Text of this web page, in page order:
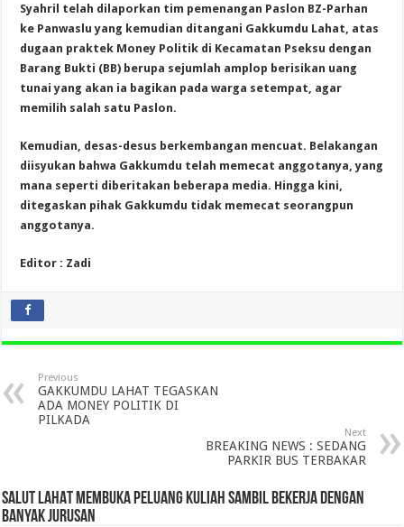
Syahril telah dilaporkan tim pemenangan Paslon BZ-Parhan
ke Panwaslu yang kemudian ditangani Gakkumdu Lahat, atas
dugaan praktek Money Politik di Kecamatan Pseksu dengan
Barang Bukti (BB) berupa sejumlah amplop berisikan uang
tunai yang akan ia bagikan pada warga setempat, agar
memilih salah satu Paslon.
Kemudian, desas-desus berkembangan mencuat. Belakangan
diisyukan bahwa Gakkumdu telah memecat anggotanya, yang
mana seperti diberitakan beberapa media. Hingga kini,
ditegaskan pihak Gakkumdu tidak memecat seorangpun
anggotanya.
Editor : Zadi
Previous
GAKKUMDU LAHAT TEGASKAN
ADA MONEY POLITIK DI
PILKADA
Next
BREAKING NEWS : SEDANG
PARKIR BUS TERBAKAR
SALUT LAHAT MEMBUKA PELUANG KULIAH SAMBIL BEKERJA DENGAN
BANYAK JURUSAN